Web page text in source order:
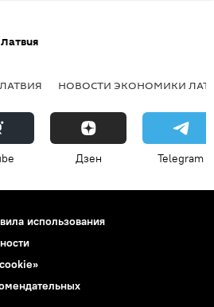
Латвия
ЛАТВИЯ НОВОСТИ ЭКОНОМИКИ
Дзен Telegram
использования